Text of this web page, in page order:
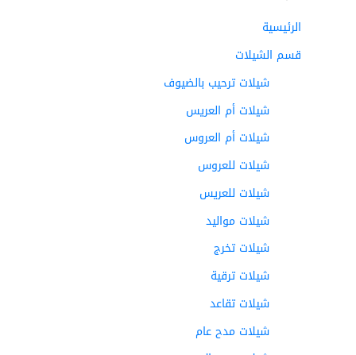
الرئيسية
قسم الشيلات
شيلات ترحيب بالضيوف
شيلات أم العريس
شيلات أم العروس
شيلات للعروس
شيلات للعريس
شيلات مواليد
شيلات تخرج
شيلات ترقية
شيلات تقاعد
شيلات مدح عام